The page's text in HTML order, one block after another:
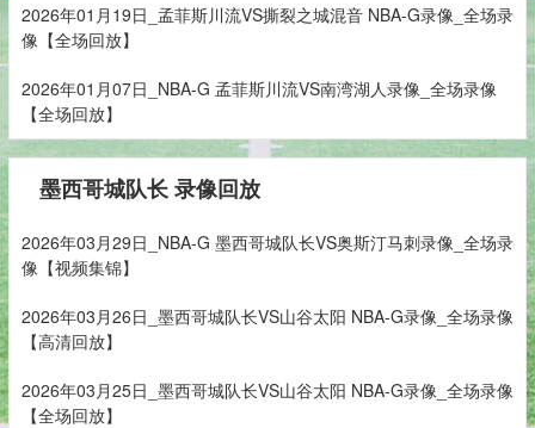
2026年01月19日_孟菲斯川流VS撕裂之城混音 NBA-G录像_全场录
像【全场回放】
2026年01月07日_NBA-G 孟菲斯川流VS南湾湖人录像_全场录像
【全场回放】
墨西哥城队长 录像回放
2026年03月29日_NBA-G 墨西哥城队长VS奥斯汀马刺录像_全场录
像【视频集锦】
2026年03月26日_墨西哥城队长VS山谷太阳 NBA-G录像_全场录像
【高清回放】
2026年03月25日_墨西哥城队长VS山谷太阳 NBA-G录像_全场录像
【全场回放】